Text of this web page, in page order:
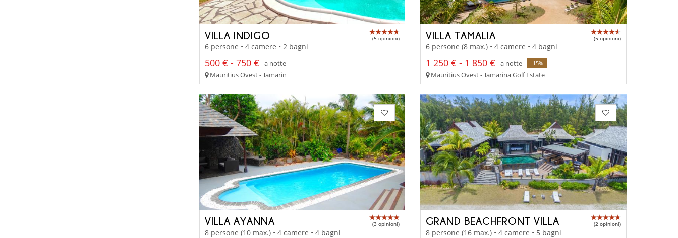
VILLA INDIGO (5 opinioni)
6 persone • 4 camere • 2 bagni
500 € - 750 €
a notte
Mauritius Ovest - Tamarin
VILLA TAMALIA (5 opinioni)
6 persone (8 max.) • 4 camere • 4 bagni
1 250 € - 1 850 € a notte -15%
Mauritius Ovest - Tamarina Golf Estate
VILLA AYANNA (3 opinioni)
8 persone (10 max.) • 4 camere • 4 bagni
GRAND BEACHFRONT VILLA (2 opinioni)
8 persone (16 max.) • 4 camere • 5 bagni